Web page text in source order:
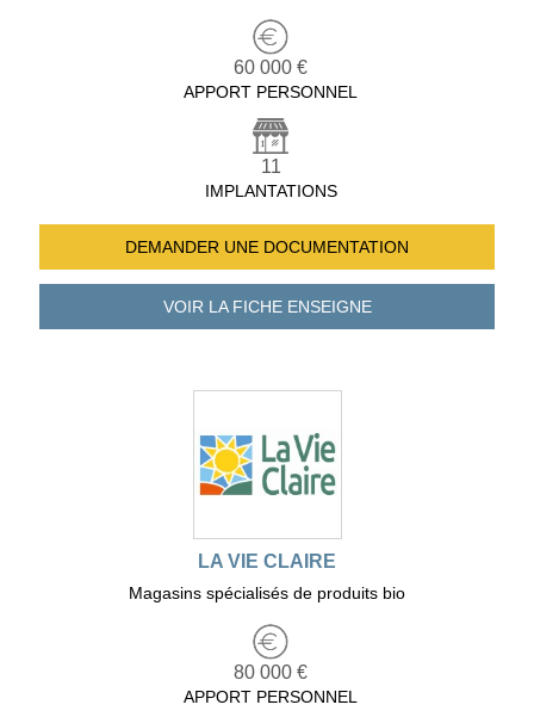
60 000 €
APPORT PERSONNEL
11
IMPLANTATIONS
DEMANDER UNE DOCUMENTATION
VOIR LA FICHEENSEIGNE
LA VIE CLAIRE
Magasins spécialisés de produits bio
80 000 €
APPORT PERSONNEL